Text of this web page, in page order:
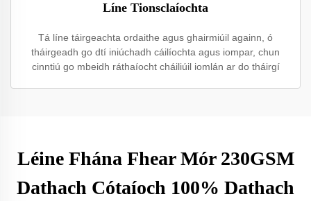
Líne Tionsclaíochta
Tá líne táirgeachta ordaithe agus ghairmiúil againn, ó
tháirgeadh go dtí iniúchadh cáilíochta agus iompar, chun
cinntiú go mbeidh ráthaíocht cháiliúil iomlán ar do tháirgí
Léine Fhána Fhear Mór 230GSM
Dathach Cótaíoch 100% Dathach